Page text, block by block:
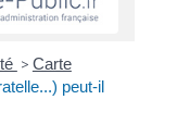
> Carte
peut-il